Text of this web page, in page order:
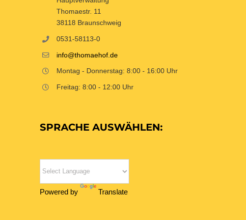
Thomaestr. 11
38118 Braunschweig
0531-58113-0
info@thomaehof.de
Montag - Donnerstag: 8:00 - 16:00 Uhr
Freitag: 8:00 - 12:00 Uhr
SPRACHE AUSWÄHLEN:
Powered by Translate